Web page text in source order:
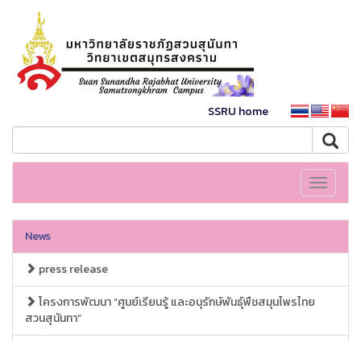
SSRU home
Toggle
News
press release
โครงการพัฒนา “ศูนย์เรียนรู้ และอนุรักษ์พันธุ์พืชสมุนไพรไทย
สวนสุนันทา”